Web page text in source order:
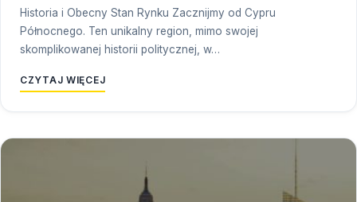
Historia i Obecny Stan Rynku Zacznijmy od Cypru
Północnego. Ten unikalny region, mimo swojej
skomplikowanej historii politycznej, w…
CZYTAJ WIĘCEJ